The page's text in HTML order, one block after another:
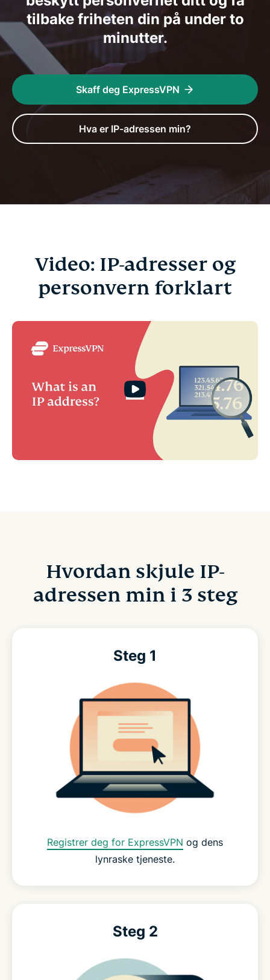
tilbake friheten din på under to
minutter.
Skaff deg ExpressVPN
Hva er IP-adressen min?
Video: IP-adresser og
personvern forklart
Hvordan skjule IP-
adressen min i 3 steg
Steg 1
Registrer deg for ExpressVPN og dens
lynraske tjeneste.
Steg 2